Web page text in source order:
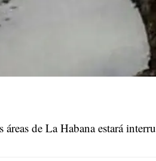
de La Habana estará